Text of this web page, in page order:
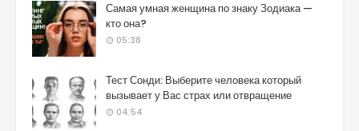
Самая умная женщина по знаку Зодиака —
кто она?
05:38
Тест Сонди: Выберите человека который
вызывает у Вас страх или отвращение
04:54